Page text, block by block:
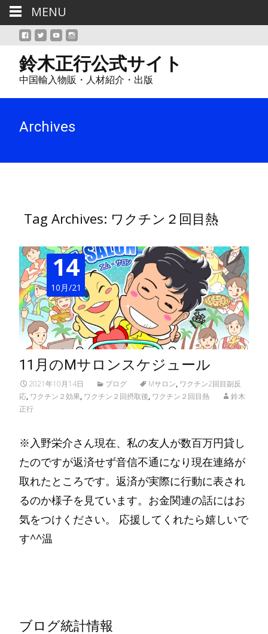
鈴木正行公式サイト
中国輸入物販・人材紹介・出版
Archives
Tag Archives: ワクチン２回目熱
14
10月/21
11月のMサロンスケジュール
2021年10月14日 ブログ Mサロン, ワクチン2回目副反
応, ワクチン２効果, ワクチン２回摂取後, ワクチン２回目熱
鈴木
正行
※入野栄介さん現在、私の友人が数百万円貸し
たのですが返済せず音信不通になり現在連絡が
取れたところです。返済が実際に行動に表され
るのか様子を見ています。お金関連の話にはお
気をつけください。 応援してくれたら嬉しいで
す^^温
ブログ統計情報
MENU